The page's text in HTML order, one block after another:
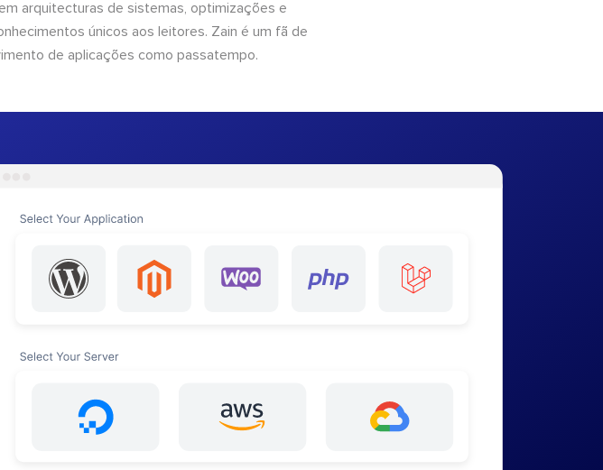
arquitecturas de sistemas, optimizações e
únicos aos leitores. Zain é um fã de
de aplicações como passatempo.